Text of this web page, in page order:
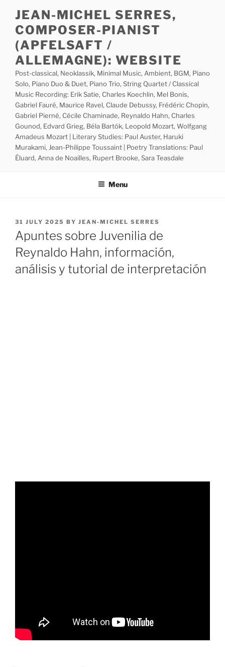
content
JEAN-MICHEL SERRES,
COMPOSER-PIANIST
(APFELSAFT /
ALLEMAGNE): WEBSITE
Post-classical, Neoklassik, Minimal Music, Ambient, BGM, Piano
Solo, Piano Duo & Duet, Piano Trio, String Quartet / Classical
Music Recording: Erik Satie, Charles Koechlin, Mel Bonis,
Gabriel Fauré, Maurice Ravel, Claude Debussy, Frédéric Chopin,
Gabriel Pierné, Cécile Chaminade, Reynaldo Hahn, Charles
Gounod, Edvard Grieg, Béla Bartók, Leopold Mozart, Wolfgang
Amadeus Mozart | Literary Studies: Paul Auster, Haruki
Murakami, Jean-Philippe Toussaint | Poetry Translations: Paul
Éluard, Anna de Noailles, Rupert Brooke, Sara Teasdale
Menu
POSTED
ON
31 JULY 2025 BY JEAN-MICHEL SERRES
Apuntes sobre Juvenilia de
Reynaldo Hahn, información,
análisis y tutorial de interpretación